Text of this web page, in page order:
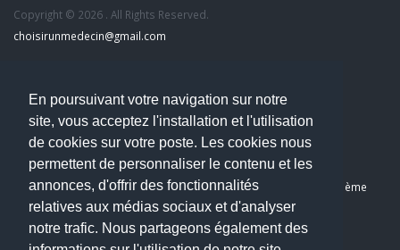
En poursuivant votre navigation sur notre
site, vous acceptez l'installation et l'utilisation
de cookies sur votre poste. Les cookies nous
permettent de personnaliser le contenu et les
annonces, d'offrir des fonctionnalités
relatives aux médias sociaux et d'analyser
notre trafic. Nous partageons également des
Copyright © 2026 . All Rights Reserved.
choisirunmedecin@gmail.com
Accueil
Blog
Mon compte
Dernier avis : Kassab Mourad, Chirurgien orthopédiste à Paris 11ème
Mentions légales
Politique de confidentialité